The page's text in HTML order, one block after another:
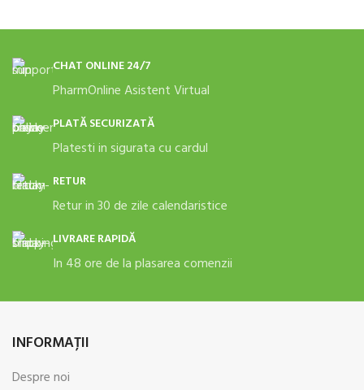
CHAT ONLINE 24/7
PharmOnline Asistent Virtual
PLATĂ SECURIZATĂ
Platesti in sigurata cu cardul
RETUR
Retur in 30 de zile calendaristice
LIVRARE RAPIDĂ
In 48 ore de la plasarea comenzii
INFORMAŢII
Despre noi